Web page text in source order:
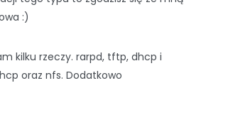
:)
kilku rzeczy. rarpd, tftp, dhcp i
oraz nfs. Dodatkowo